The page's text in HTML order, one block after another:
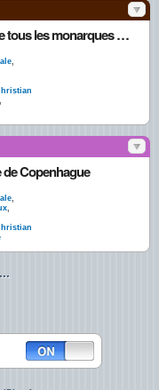
La Cathédrale de Roskilde : le tombeau de tous les monarques danois
,
,
Copenhague
,
,